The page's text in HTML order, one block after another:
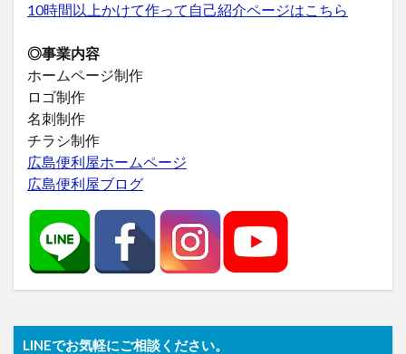
10時間以上かけて作って自己紹介ページはこちら
◎事業内容
ホームページ制作
ロゴ制作
名刺制作
チラシ制作
広島便利屋ホームページ
広島便利屋ブログ
LINEでお気軽にご相談ください。